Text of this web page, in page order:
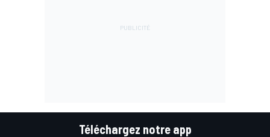
Téléchargez notre app